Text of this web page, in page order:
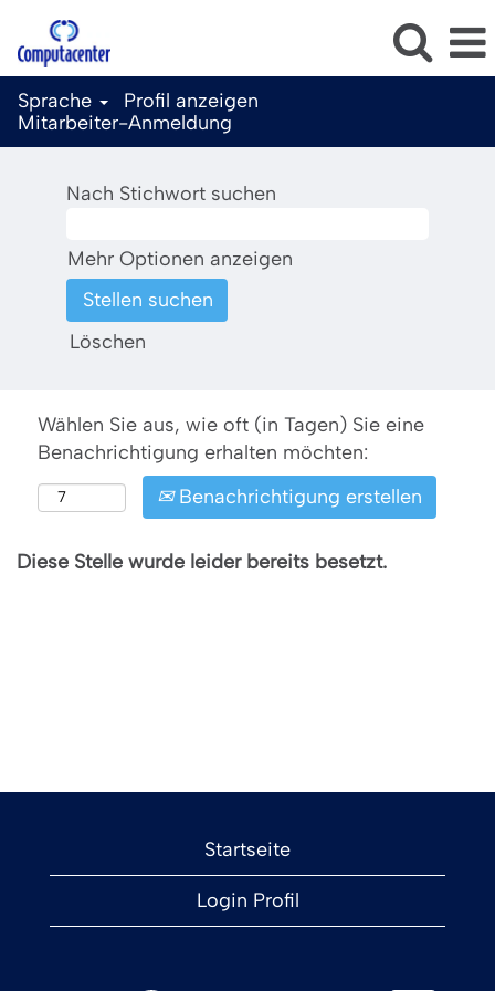
Sprache
Profil anzeigen
Mitarbeiter-Anmeldung
Nach Stichwort suchen
Mehr Optionen anzeigen
Löschen
Wählen Sie aus, wie oft (in Tagen) Sie eine
Benachrichtigung erhalten möchten:
Benachrichtigung erstellen
Diese Stelle wurde leider bereits besetzt.
Startseite
Login Profil